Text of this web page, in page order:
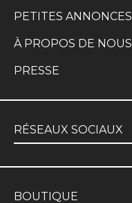
PETITES ANNONCES
À PROPOS DE NOUS
PRESSE
RÉSEAUX SOCIAUX
BOUTIQUE